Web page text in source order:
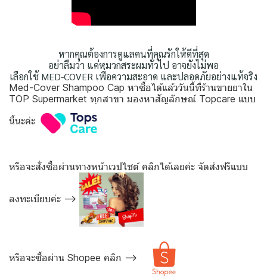
หากคุณต้องการดูแลคนที่คุณรักให้ดีที่สุด
อย่าลืมว่า แค่หมวกสระผมทั่วไป อาจยังไม่พอ
เลือกใช้ MED-COVER เพื่อความสะอาด และปลอดภัยอย่างแท้จริง
Med-Cover Shampoo Cap หาซื้อได้แล้ววันนี้ที่ร้านขายยาใน
TOP Supermarket ทุกสาขา มองหาสัญลักษณ์ Topcare แบบ
นี้นะค่ะ
หรือจะสั่งซื้อผ่านทางหน้าเวปไชต์ คลิกได้เลยค่ะ จัดส่งฟรีแบบ
ลงทะเบียบค่ะ -->
หรือจะซื้อผ่าน Shopee คลิก -->